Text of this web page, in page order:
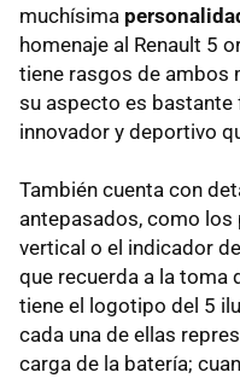
muchísima
homenaje al Renault 5
tiene rasgos de ambos
su aspecto es
innovador y deportivo
También cuenta con
antepasados, como
vertical o el indicador
que recuerda a la toma
tiene el logotipo del 5
cada una de ellas
carga de la batería;